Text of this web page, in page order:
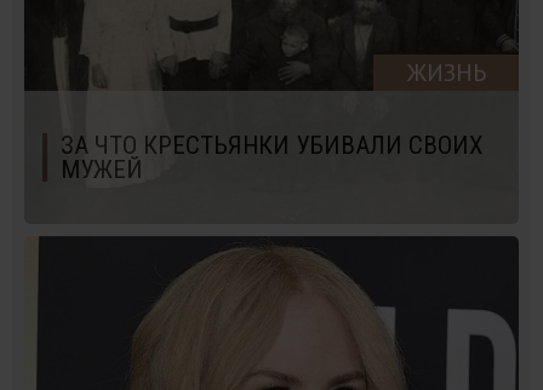
ЖИЗНЬ
ЗА ЧТО КРЕСТЬЯНКИ УБИВАЛИ СВОИХ
МУЖЕЙ